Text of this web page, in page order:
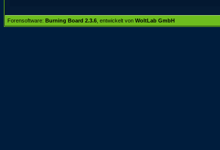
Forensoftware: Burning Board 2.3.6 , entwickelt von WoltLab GmbH